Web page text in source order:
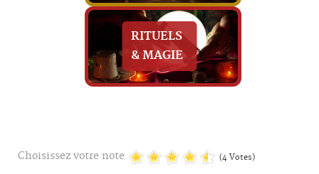
RITUELS
& MAGIE
Choisissez votre note (4 Votes)